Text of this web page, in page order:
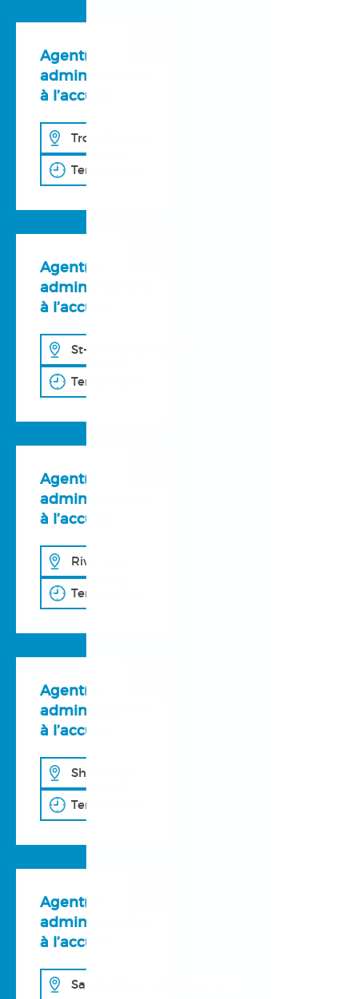
Agent(e)
administratif(ve)
à l’accueil
Trois-Rivières
Temps plein
Agent(e)
administratif(ve)
à l’accueil
St-Charles-Borromée
Temps plein
Agent(e)
administratif(ve)
à l’accueil
Rive Nord
Temps plein
Agent(e)
administratif(ve)
à l’accueil
Shawinigan
Temps plein
Agent(e)
administratif(ve)
à l’accueil
Sainte-Foy et D’Estimauville